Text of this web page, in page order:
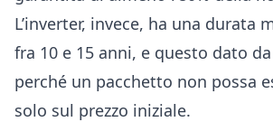
L’inverter, invece, ha una durata
fra 10 e 15 anni, e questo dato
perché un pacchetto non possa
solo sul prezzo iniziale.